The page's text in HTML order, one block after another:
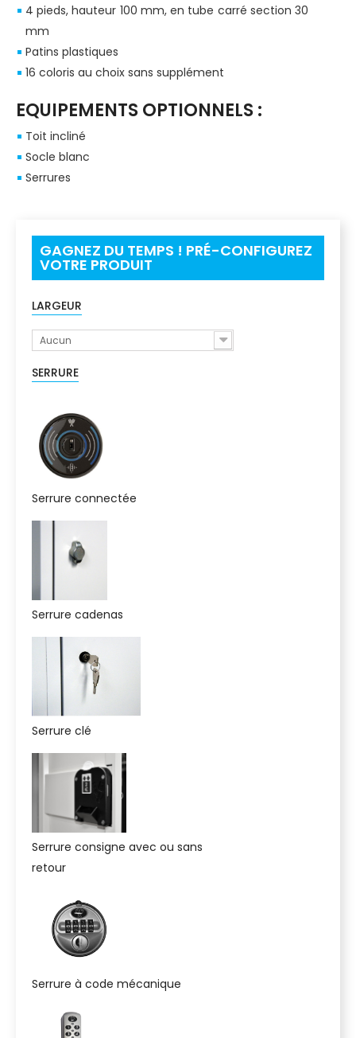
4 pieds, hauteur 100 mm, en tube carré section 30
mm
Patins plastiques
16 coloris au choix sans supplément
EQUIPEMENTS OPTIONNELS :
Toit incliné
Socle blanc
Serrures
GAGNEZ DU TEMPS ! PRÉ-CONFIGUREZ
VOTRE PRODUIT
LARGEUR
Aucun
SERRURE
Serrure connectée
Serrure cadenas
Serrure clé
Serrure consigne avec ou sans
retour
Serrure à code mécanique